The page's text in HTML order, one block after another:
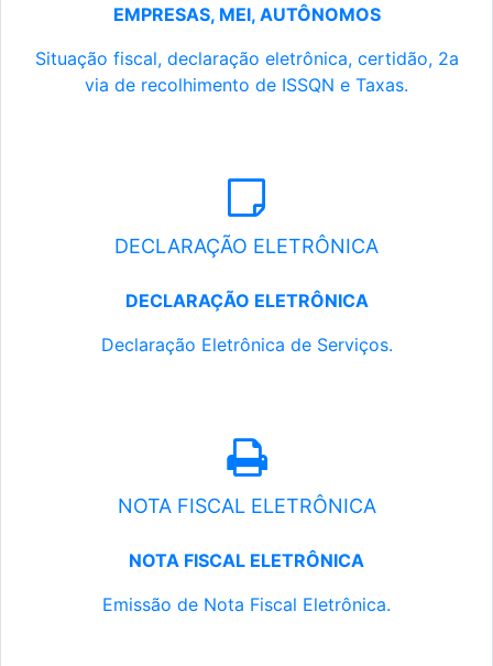
EMPRESAS, MEI, AUTÔNOMOS
Situação fiscal, declaração eletrônica, certidão, 2a
via de recolhimento de ISSQN e Taxas.
DECLARAÇÃO ELETRÔNICA
DECLARAÇÃO ELETRÔNICA
Declaração Eletrônica de Serviços.
NOTA FISCAL ELETRÔNICA
NOTA FISCAL ELETRÔNICA
Emissão de Nota Fiscal Eletrônica.